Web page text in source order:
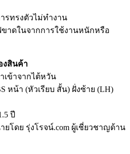
รทรงตัวไม่ทำงาน
าดในจากการใช้งานหนักหรือ
งสินค้า
เข้าจากไต้หวัน
หน้า (หัวเรียบ สั้น) ฝั่งซ้าย (LH)
ปี
ยโดย รุ่งโรจน์.com ผู้เชี่ยวชาญด้าน